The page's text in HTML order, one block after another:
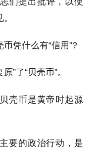
凭什么有“信用”?
”了“贝壳币”。
壳币是黄帝时起源
要的政治行动，是